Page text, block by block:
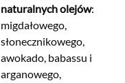
naturalnych olejów:
migdałowego,
słonecznikowego,
awokado, babassu i
arganowego,